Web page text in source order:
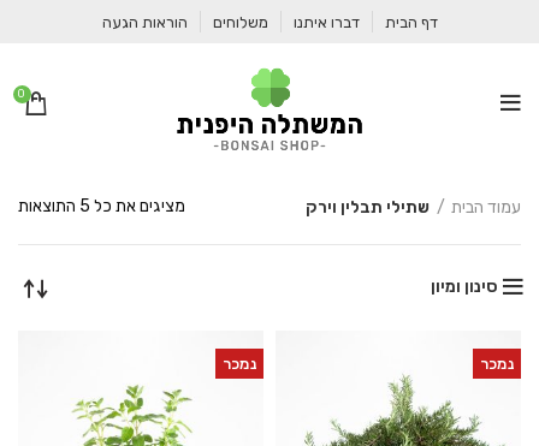
דף הבית דברו איתנו משלוחים הוראות הגעה
0
עמוד הבית שתילי תבלין וירק מציגים את כל ⁦5⁩ התוצאות
סינון ומיון
נמכר נמכר